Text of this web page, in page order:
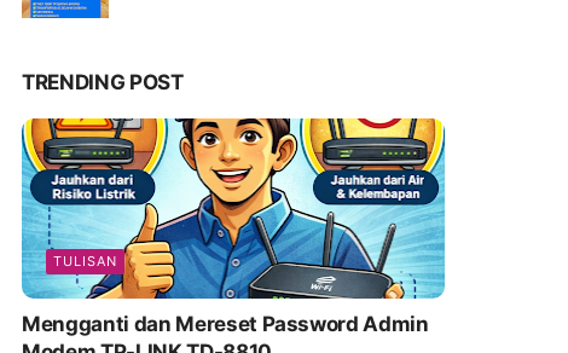
TRENDING POST
TULISAN
Mengganti dan Mereset Password Admin